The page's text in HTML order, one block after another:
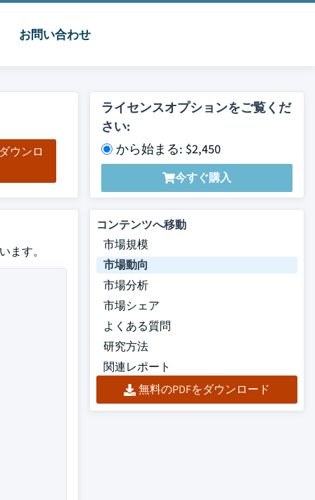
お問い合わせ
ウンロ
ライセンスオプションをご覧くだ
さい:
から始まる: $2,450
今すぐ購入
ます。
コンテンツへ移動
市場規模
市場動向
市場分析
市場シェア
よくある質問
研究方法
関連レポート
無料のPDFをダウンロード